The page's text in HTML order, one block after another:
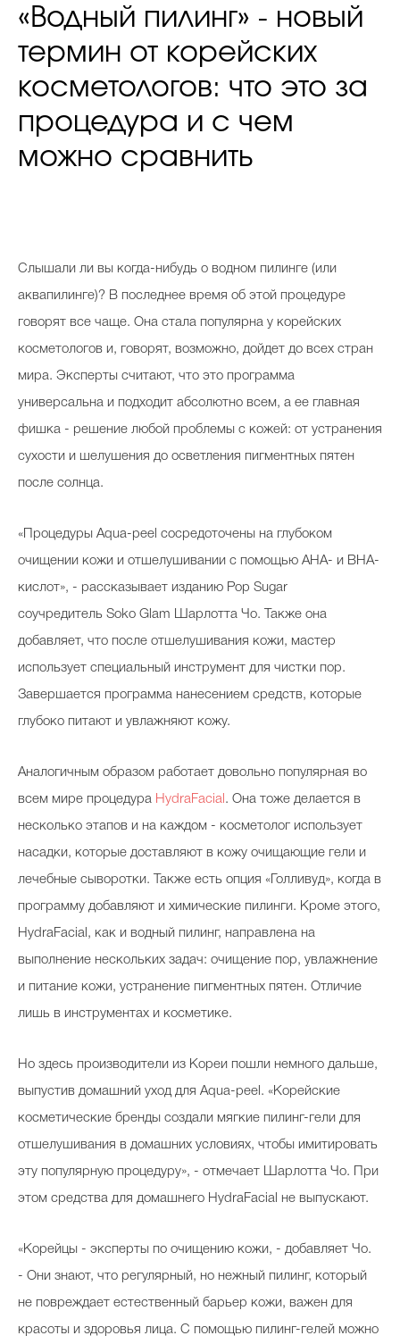
«Водный пилинг» - новый
термин от корейских
косметологов: что это за
процедура и с чем
можно сравнить
Слышали ли вы когда-нибудь о водном пилинге (или
аквапилинге)? В последнее время об этой процедуре
говорят все чаще. Она стала популярна у корейских
косметологов и, говорят, возможно, дойдет до всех стран
мира. Эксперты считают, что это программа
универсальна и подходит абсолютно всем, а ее главная
фишка - решение любой проблемы с кожей: от устранения
сухости и шелушения до осветления пигментных пятен
после солнца.
«Процедуры Aqua-peel сосредоточены на глубоком
очищении кожи и отшелушивании с помощью AHA- и BHA-
кислот», - рассказывает изданию Pop Sugar
соучредитель Soko Glam Шарлотта Чо. Также она
добавляет, что после отшелушивания кожи, мастер
использует специальный инструмент для чистки пор.
Завершается программа нанесением средств, которые
глубоко питают и увлажняют кожу.
Аналогичным образом работает довольно популярная во
всем мире процедура HydraFacial . Она тоже делается в
несколько этапов и на каждом - косметолог использует
насадки, которые доставляют в кожу очищающие гели и
лечебные сыворотки. Также есть опция «Голливуд», когда в
программу добавляют и химические пилинги. Кроме этого,
HydraFacial, как и водный пилинг, направлена на
выполнение нескольких задач: очищение пор, увлажнение
и питание кожи, устранение пигментных пятен. Отличие
лишь в инструментах и косметике.
Но здесь производители из Кореи пошли немного дальше,
выпустив домашний уход для Aqua-peel. «Корейские
косметические бренды создали мягкие пилинг-гели для
отшелушивания в домашних условиях, чтобы имитировать
эту популярную процедуру», - отмечает Шарлотта Чо. При
этом средства для домашнего HydraFacial не выпускают.
«Корейцы - эксперты по очищению кожи, - добавляет Чо.
- Они знают, что регулярный, но нежный пилинг, который
не повреждает естественный барьер кожи, важен для
красоты и здоровья лица. С помощью пилинг-гелей можно